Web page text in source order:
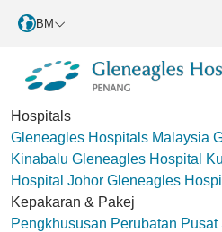
BM
Hospitals
Gleneagles Hospitals Malaysia
Kinabalu Gleneagles Hospital
Hospital Johor Gleneagles
Kepakaran & Pakej
Pengkhususan Perubatan Pusat